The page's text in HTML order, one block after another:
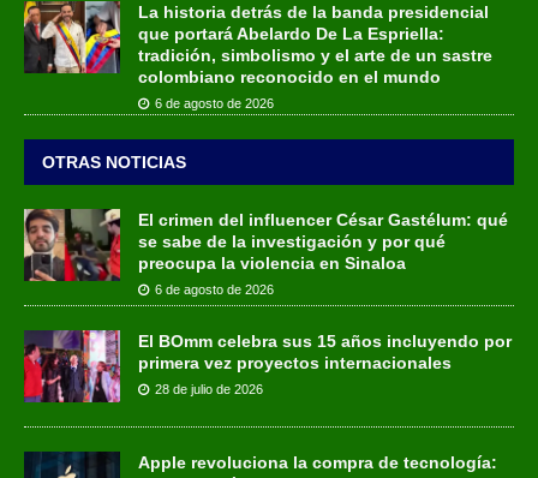
La historia detrás de la banda presidencial
que portará Abelardo De La Espriella:
tradición, simbolismo y el arte de un sastre
colombiano reconocido en el mundo
6 de agosto de 2026
OTRAS NOTICIAS
El crimen del influencer César Gastélum: qué
se sabe de la investigación y por qué
preocupa la violencia en Sinaloa
6 de agosto de 2026
El BOmm celebra sus 15 años incluyendo por
primera vez proyectos internacionales
28 de julio de 2026
Apple revoluciona la compra de tecnología: